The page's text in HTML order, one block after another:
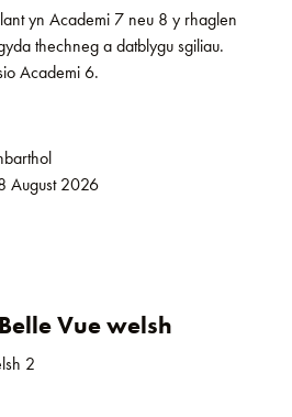
yn Academi 7 neu 8 y rhaglen
thechneg a datblygu sgiliau.
Academi 6.
August 2026
Vue welsh
2